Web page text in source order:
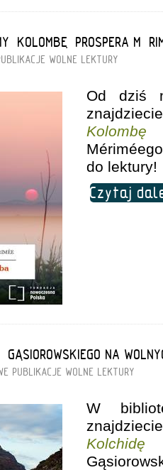
„KOLOMBĘ” PROSPERA
WOLNE LEKTURY
Od dziś
Kolombę
do lektury!
Czytaj
GĄSIOROWSKIEGO NA
PUBLIKACJE WOLNE LEKTURY
W
Kolchidę